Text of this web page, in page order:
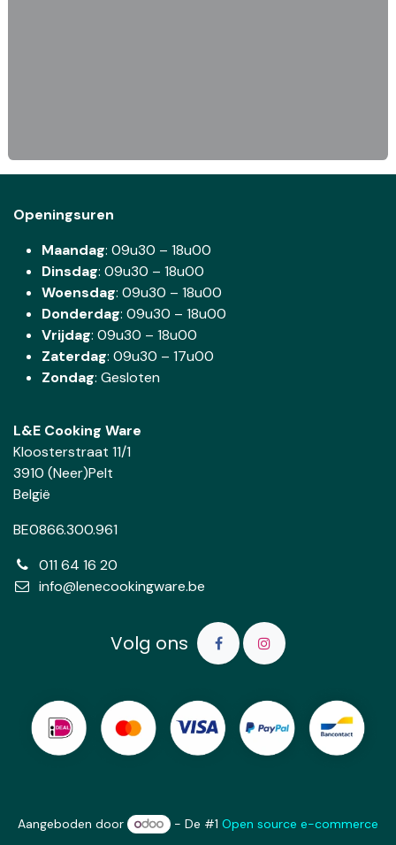
Openingsuren
Maandag: 09u30 – 18u00
Dinsdag: 09u30 – 18u00
Woensdag: 09u30 – 18u00
Donderdag: 09u30 – 18u00
Vrijdag: 09u30 – 18u00
Zaterdag: 09u30 – 17u00
Zondag: Gesloten
L&E Cooking Ware
Kloosterstraat 11/1
3910 (Neer)Pelt
België
BE0866.300.961
011 64 16 20
info@lenecookingware.be
Volg ons
Aangeboden door - De #1 Open source e-commerce